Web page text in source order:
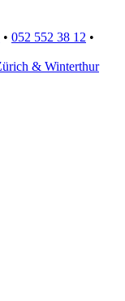
• 052 552 38 12 •